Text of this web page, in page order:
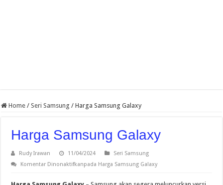
Home / Seri Samsung / Harga Samsung Galaxy
Harga Samsung Galaxy
Rudy Irawan 11/04/2024
Seri Samsung
Komentar Dinonaktifkanpada Harga Samsung Galaxy